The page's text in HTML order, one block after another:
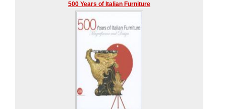
500 Years of Italian Furniture